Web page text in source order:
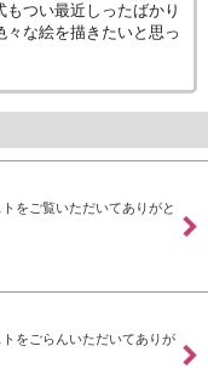
つい最近しったばかり
な絵を描きたいと思っ
をご覧いただいてありがと
をごらんいただいてありが